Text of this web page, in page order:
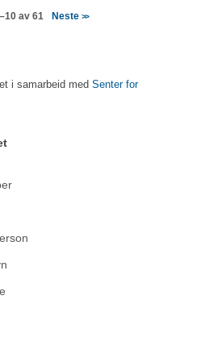
av 61 Neste>>
i samarbeid med Senter for